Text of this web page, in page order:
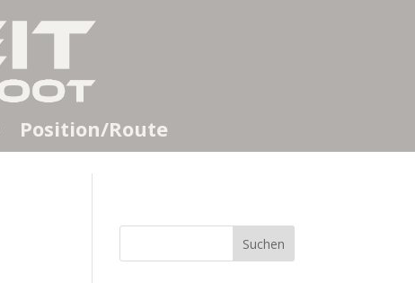
Position/Route
Suchen